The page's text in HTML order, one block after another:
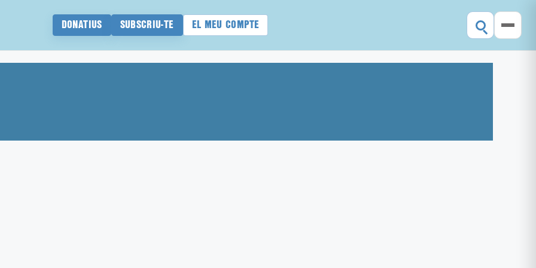
DONATIUS SUBSCRIU-TE EL MEU COMPTE